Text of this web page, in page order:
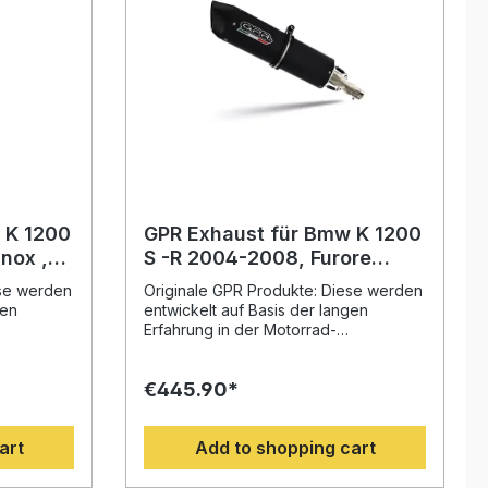
1200
,
on
werden
der
Sie Ihr
ein
GPR Exhaust für Bmw K 1200
S -R 2004-2008, Furore
Nero, Homologated legal
slip-on exhaust including
removable db killer and link
Originale GPR Produkte: Diese werden
entwickelt auf Basis der langen
Erfahrung in der Motorrad-
Drehmoment und Leistung und der
gegenüber der Serie, werten Sie Ihr
Fahrzeug deutlich auf und erhalten ein
perfektes Preis-Leistungsverhältnis.
€445.90*
Add to shopping cart